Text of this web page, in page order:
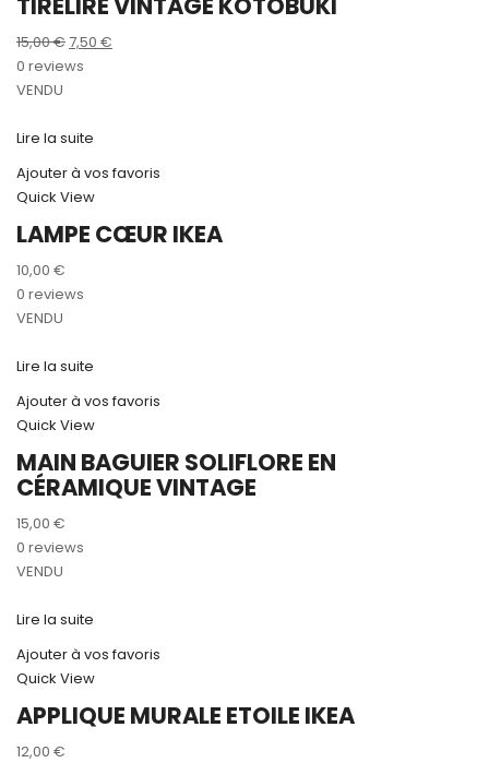
15,00€Le
prix
15,00 €.
7,50 €
0 reviews
VENDU
Lire la suite
Ajouter à vos favoris
Quick View
LAMPE CŒUR IKEA
10,00 €
0 reviews
VENDU
Lire la suite
Ajouter à vos favoris
Quick View
MAIN BAGUIER SOLIFLORE EN
CÉRAMIQUE VINTAGE
15,00 €
0 reviews
VENDU
Lire la suite
Ajouter à vos favoris
Quick View
APPLIQUE MURALE ETOILE IKEA
12,00 €